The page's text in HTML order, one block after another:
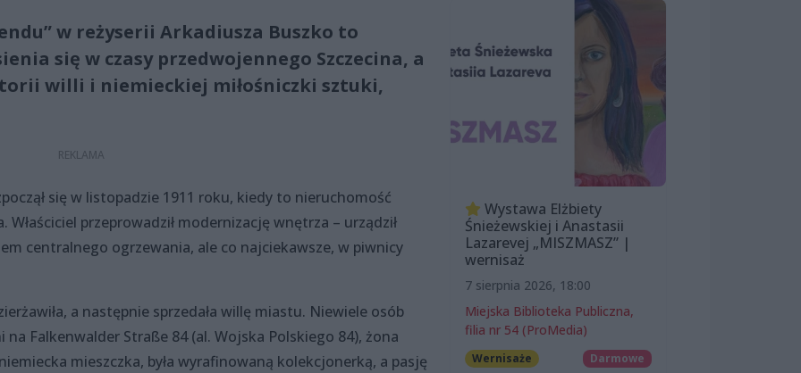
w reżyserii Arkadiusza Buszko to
się w czasy przedwojennego Szczecina, a
willi i niemieckiej miłośniczki sztuki,
się w listopadzie 1911 roku, kiedy to nieruchomość
przeprowadził modernizację wnętrza – urządził
centralnego ogrzewania, ale co najciekawsze, w piwnicy
a następnie sprzedała willę miastu. Niewiele osób
Falkenwalder Straße 84 (al. Wojska Polskiego 84), żona
mieszczka, była wyrafinowaną kolekcjonerką, a pasję
Wystawa Elżbiety
Śnieżewskiej i Anastasii
Lazarevej „MISZMASZ” |
wernisaż
7 sierpnia 2026, 18:00
Miejska Biblioteka Publiczna,
filia nr 54 (ProMedia)
Wernisaże Darmowe